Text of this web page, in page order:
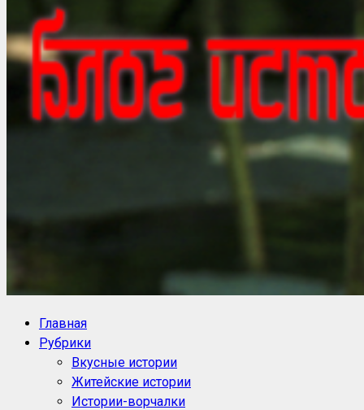
Блог историй NoorySan
Главная
Рубрики
Вкусные истории
Житейские истории
Истории-ворчалки